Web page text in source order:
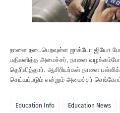
நாளை நடைபெறவுள்ள ஜாக்டோ ஜியோ
பதிலளித்த அமைச்சர், நாளை
தெரிவித்தார். ஆசிரியர்கள் நாளை
செய்யப்படும் என்றும் அமைச்சர்
Education Info Education News